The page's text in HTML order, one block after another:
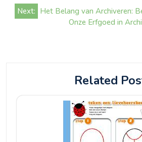
Next: Het Belang van Archiveren:
Onze Erfgoed in
Related